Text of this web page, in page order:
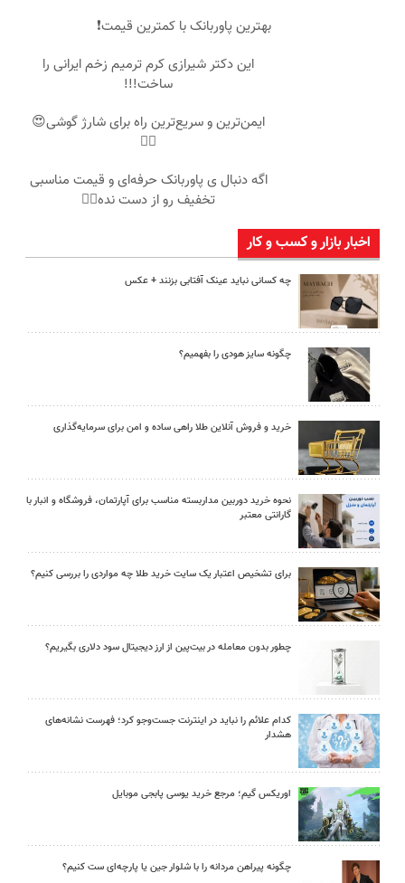
بهترین پاوربانک با کمترین قیمت❗
این دکتر شیرازی کرم ترمیم زخم ایرانی را
ساخت!!!
ایمن‌ترین و سریع‌ترین راه برای شارژ گوشی😍
👌🏻
اگه دنبال ی پاوربانک حرفه‌ای و قیمت مناسبی
تخفیف رو از دست نده👌🏻
اخبار بازار و کسب و کار
چه کسانی نباید عینک آفتابی بزنند + عکس
چگونه سایز هودی را بفهمیم؟
خرید و فروش آنلاین طلا راهی ساده و امن برای سرمایه‌گذاری
نحوه خرید دوربین مداربسته مناسب برای آپارتمان، فروشگاه و انبار با
گارانتی معتبر
برای تشخیص اعتبار یک سایت خرید طلا چه مواردی را بررسی کنیم؟
چطور بدون معامله در بیت‌پین از ارز دیجیتال سود دلاری بگیریم؟
کدام علائم را نباید در اینترنت جست‌وجو کرد؛ فهرست نشانه‌های
هشدار
اوریکس گیم؛ مرجع خرید یوسی پابجی موبایل
چگونه پیراهن مردانه را با شلوار جین یا پارچه‌ای ست کنیم؟